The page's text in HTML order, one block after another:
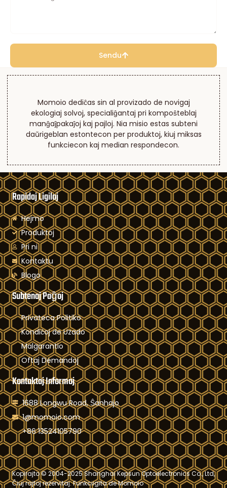
Sendu
Momoio dediĉas sin al provizado de novigaj
ekologiaj solvoj, specialiĝantaj pri kompoŝteblaj
manĝaĵpakaĵoj kaj pajloj. Nia misio estas subteni
daŭrigeblan estontecon per produktoj, kiuj miksas
funkciecon kaj median respondecon.
Rapidaj Ligiloj
Hejmo
Produktoj
Pri ni
Kontaktu
Blogo
Subtenaj Paĝoj
Privateca Politiko
Kondiĉoj de Uzado
Malgarantio
Oftaj Demandoj
Kontaktaj Informoj
1688 Longwu Road, Ŝanhajo
1@momoio.com
+86 13524105790
Kopirajto © 2004-2025 Shanghai Kepsun Optoelectronics Co., Ltd,
Ĉiuj rajtoj rezervitaj. Funkciigita de Momoio